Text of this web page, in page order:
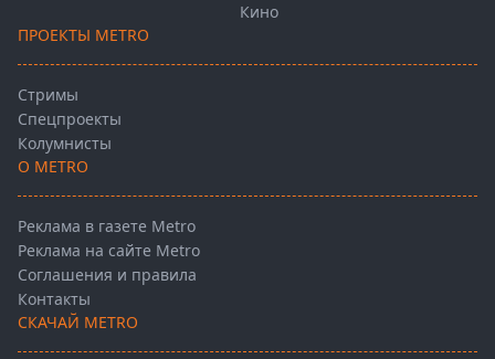
Кино
ПРОЕКТЫ METRO
Стримы
Спецпроекты
Колумнисты
О METRO
Реклама в газете Metro
Реклама на сайте Metro
Соглашения и правила
Контакты
СКАЧАЙ METRO